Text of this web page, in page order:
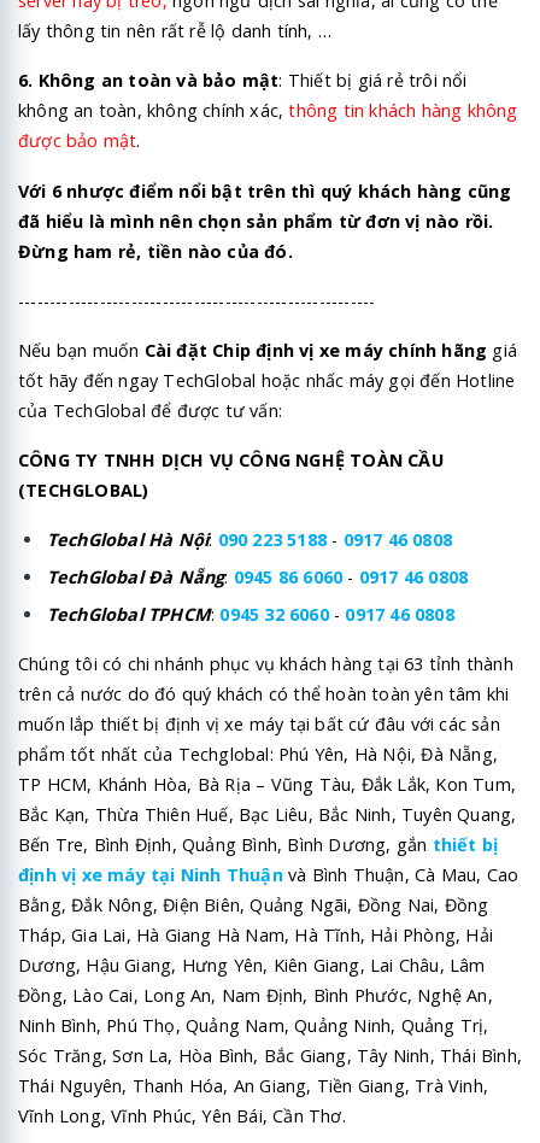
lấy thông tin nên rất rễ lộ danh tính, …
6. Không an toàn và bảo mật: Thiết bị giá rẻ trôi nổi
không an toàn, không chính xác,thông tin khách hàng không
được bảo mật.
Với 6 nhược điểm nổi bật trên thì quý khách hàng cũng
đã hiểu là mình nên chọn sản phẩm từ đơn vị nào rồi.
Đừng ham rẻ, tiền nào của đó.
---------------------------------------------------------
Nếu bạn muốn Cài đặt Chip định vị xe máy chính hãng giá
tốt hãy đến ngay TechGlobal hoặc nhấc máy gọi đến Hotline
của TechGlobal để được tư vấn:
CÔNG TY TNHH DỊCH VỤ CÔNG NGHỆ TOÀN CẦU
(TECHGLOBAL)
TechGlobal Hà Nội: 090 223 5188- 0917 46 0808
TechGlobal Đà Nẵng: 0945 86 6060- 0917 46 0808
TechGlobal TPHCM: 0945 32 6060- 0917 46 0808
Chúng tôi có chi nhánh phục vụ khách hàng tại 63 tỉnh thành
trên cả nước do đó quý khách có thể hoàn toàn yên tâm khi
muốn lắp thiết bị định vị xe máy tại bất cứ đâu với các sản
phẩm tốt nhất của Techglobal: Phú Yên, Hà Nội, Đà Nẵng,
TP HCM, Khánh Hòa, Bà Rịa – Vũng Tàu, Đắk Lắk, Kon Tum,
Bắc Kạn, Thừa Thiên Huế, Bạc Liêu, Bắc Ninh, Tuyên Quang,
Bến Tre, Bình Định, Quảng Bình, Bình Dương, gắn thiết bị
định vị xe máy tại Ninh Thuậnvà Bình Thuận, Cà Mau, Cao
Bằng, Đắk Nông, Điện Biên, Quảng Ngãi, Đồng Nai, Đồng
Tháp, Gia Lai, Hà Giang Hà Nam, Hà Tĩnh, Hải Phòng, Hải
Dương, Hậu Giang, Hưng Yên, Kiên Giang, Lai Châu, Lâm
Đồng, Lào Cai, Long An, Nam Định, Bình Phước, Nghệ An,
Ninh Bình, Phú Thọ, Quảng Nam, Quảng Ninh, Quảng Trị,
Sóc Trăng, Sơn La, Hòa Bình, Bắc Giang, Tây Ninh, Thái Bình,
Thái Nguyên, Thanh Hóa, An Giang, Tiền Giang, Trà Vinh,
Vĩnh Long, Vĩnh Phúc, Yên Bái, Cần Thơ.